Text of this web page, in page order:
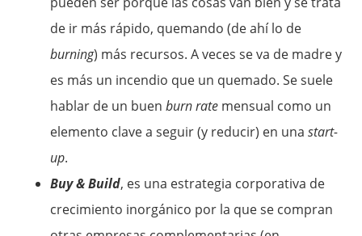
de ir más rápido, quemando (de ahí lo de
burning) más recursos. A veces se va de madre y
es más un incendio que un quemado. Se suele
hablar de un buenburn rate mensual como un
elemento clave a seguir (y reducir) en unastart-
up.
Buy & Build, es una estrategia corporativa de
crecimiento inorgánico por la que se compran